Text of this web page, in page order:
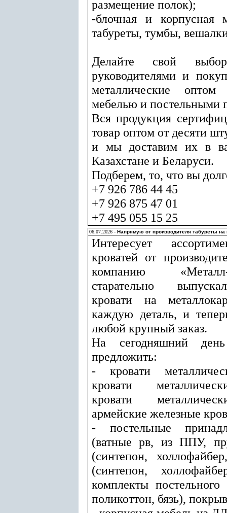
размещение полок);
-блочная и корпусная
табуреты, тумбы,
Делайте свой
руководителями и
металлические
мебелью и постельными
Вся продукция
товар оптом от десяти
и мы доставим их в
Казахстане и Беларуси.
Подберем, то, что вы
+7 926 786 44 45
+7 926 875 47 01
+7 495 055 15 25
06.07.2026 - Напрямую от производителя табуреты на
Интересует
кроватей от
компанию
старательно
кровати на
каждую деталь, и
любой крупный заказ.
На сегодняшний
предложить:
- кровати
кровати
кровати
армейские железные
- постельные
(ватные рв, из ППУ,
(синтепон,
(синтепон,
комплекты
поликоттон, бязь),